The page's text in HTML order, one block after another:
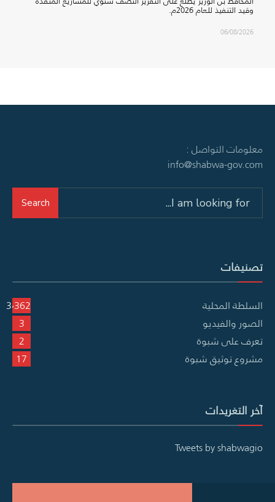
وقيد التنفيذ للعام 2026م.
06/08/2026
معلومات التواصل :
info@shabwa-gov.com
Search
تصنيفات
السلطة المحلية
3٬362
الصور والفيديو
3
تعرف على شبوة
2
مشروع توثيق شبوة
17
آخر التغريدات
Tweets by shabwagio